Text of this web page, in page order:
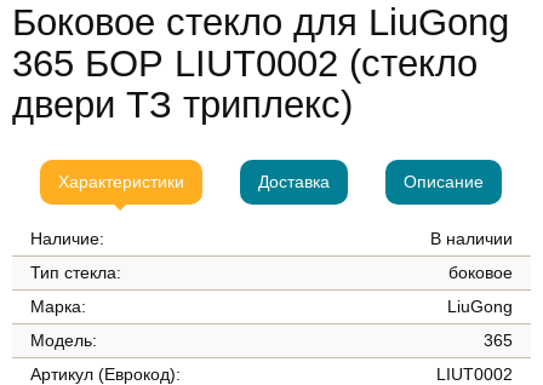
Боковое стекло для LiuGong
365 БОР LIUT0002 (стекло
двери ТЗ триплекс)
Характеристики Доставка Описание
Наличие:
В наличии
Тип стекла:
боковое
Марка:
LiuGong
Модель:
365
Артикул (Еврокод):
LIUT0002